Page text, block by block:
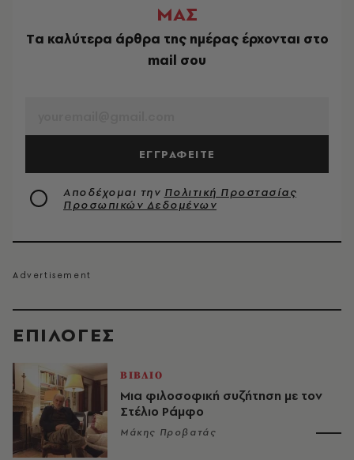
EΠΙΛΟΓΈΣ
ΒΙΒΛΙΟ
Μια φιλοσοφική συζήτηση με τον
Στέλιο Ράμφο
Μάκης Προβατάς
ΜΑΣ
Tα καλύτερα άρθρα της ημέρας έρχονται στο
mail σου
ΕΓΓΡΑΦΕΙΤΕ
Αποδέχομαι την Πολιτική Προστασίας
Προσωπικών Δεδομένων